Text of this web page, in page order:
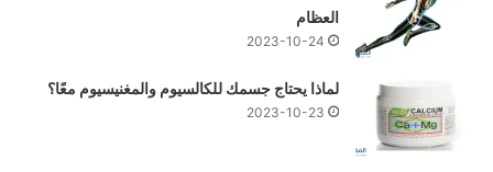
العظام
2023-10-24
لماذا يحتاج جسمك للكالسيوم والمغنيسيوم معًا؟
2023-10-23